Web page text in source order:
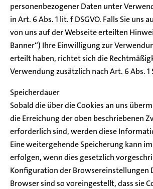
personenbezogener Daten unter
in Art. 6 Abs. 1 lit. f DSGVO. Falls Sie uns
von uns auf der Webseite erteilten
Banner“) Ihre Einwilligung zur
erteilt haben, richtet sich die
Verwendung zusätzlich nach Art. 6 Abs. 1
Speicherdauer
Sobald die über die Cookies an uns
die Erreichung der oben beschriebenen
erforderlich sind, werden diese
Eine weitergehende Speicherung kann
erfolgen, wenn dies gesetzlich
Konfiguration der Browsereinstellungen
Browser sind so voreingestellt, dass sie